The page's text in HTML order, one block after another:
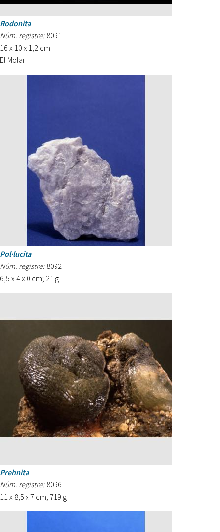
Rodonita
Núm. registre: 8091
16 x 10 x 1,2 cm
El Molar
Pol·lucita
Núm. registre: 8092
6,5 x 4 x 0 cm; 21 g
Prehnita
Núm. registre: 8096
11 x 8,5 x 7 cm; 719 g